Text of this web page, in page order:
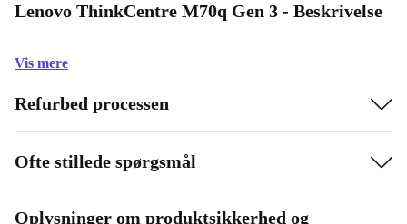
Lenovo ThinkCentre M70q Gen 3 - Beskrivelse
Vis mere
Refurbed processen
Ofte stillede spørgsmål
Oplysninger om produktsikkerhed og